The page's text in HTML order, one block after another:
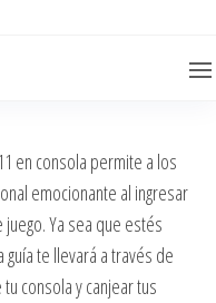
en consola permite a los
emocionante al ingresar
Ya sea que estés
guía te llevará a través de
consola y canjear tus